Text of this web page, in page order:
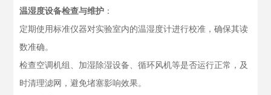
温湿度设备检查与维护 ：
定期使用标准仪器对实验室内的温湿度计进行校准，确保其读
数准确。
检查空调机组、加湿除湿设备、循环风机等是否运行正常，及
时清理滤网，避免堵塞影响效果。